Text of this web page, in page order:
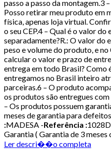
passo a passo da montagem.3
Posso retirar meu produto em
física, apenas loja virtual.
o seu CEP.4 – Qual é o valor do
separadamente?R.: O valor do
peso e volume do produto, e
calcular o valor e prazo de
entrega em todo Brasil? Como
entregamos no Brasil inteiro
parceiras.6 – O produto
os produtos são entregues
– Os produtos possuem
meses de garantia para
:MADESA -Referência :
Garantia ( Garantia de 3
Ler descri��o completa